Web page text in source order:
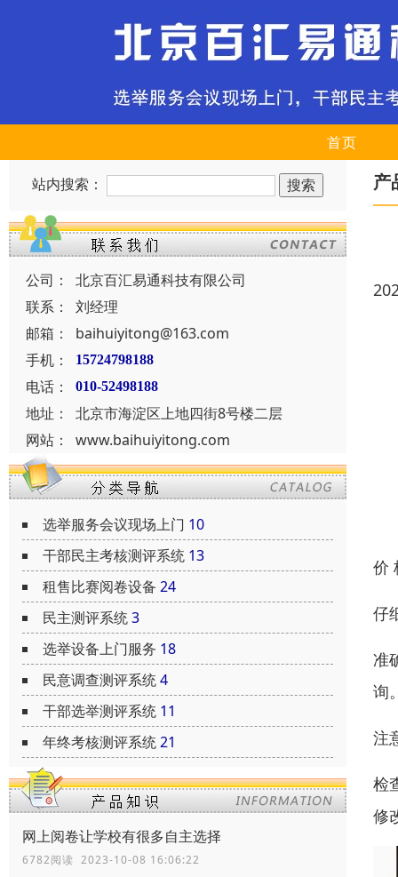
首页
站内搜索：
公司：
北京百汇易通科技有限公司
联系：
刘经理
邮箱：
baihuiyitong@163.com
手机：
15724798188
电话： 010-52498188
地址：
北京市海淀区上地四街8号楼二层
网站：
www.baihuiyitong.com
选举服务会议现场上门 10
干部民主考核测评系统 13
租售比赛阅卷设备 24
民主测评系统3
选举设备上门服务 18
民意调查测评系统4
干部选举测评系统 11
年终考核测评系统21
网上阅卷让学校有很多自主选择
6782阅读 2023-10-08 16:06:22
产
价
仔
准
询
注
检
修